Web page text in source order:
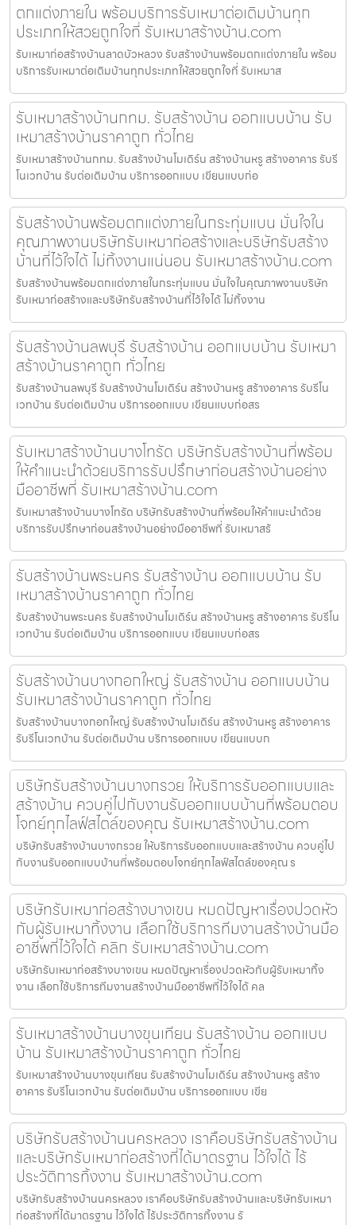
ตกแต่งภายใน พร้อมบริการรับเหมาต่อเติมบ้านทุก
ประเภทให้สวยถูกใจที่ รับเหมาสร้างบ้าน.com
รับเหมาก่อสร้างบ้านลาดบัวหลวง รับสร้างบ้านพร้อมตกแต่งภายใน พร้อม
บริการรับเหมาต่อเติมบ้านทุกประเภทให้สวยถูกใจที่ รับเหมาส
รับเหมาสร้างบ้านกทม. รับสร้างบ้าน ออกแบบบ้าน รับ
เหมาสร้างบ้านราคาถูก ทั่วไทย
รับเหมาสร้างบ้านกทม. รับสร้างบ้านโมเดิร์น สร้างบ้านหรู สร้างอาคาร รับรี
โนเวทบ้าน รับต่อเติมบ้าน บริการออกแบบ เขียนแบบก่อ
รับสร้างบ้านพร้อมตกแต่งภายในกระทุ่มแบน มั่นใจใน
คุณภาพงานบริษัทรับเหมาก่อสร้างและบริษัทรับสร้าง
บ้านที่ไว้ใจได้ ไม่ทิ้งงานแน่นอน รับเหมาสร้างบ้าน.com
รับสร้างบ้านพร้อมตกแต่งภายในกระทุ่มแบน มั่นใจในคุณภาพงานบริษัท
รับเหมาก่อสร้างและบริษัทรับสร้างบ้านที่ไว้ใจได้ ไม่ทิ้งงาน
รับสร้างบ้านลพบุรี รับสร้างบ้าน ออกแบบบ้าน รับเหมา
สร้างบ้านราคาถูก ทั่วไทย
รับสร้างบ้านลพบุรี รับสร้างบ้านโมเดิร์น สร้างบ้านหรู สร้างอาคาร รับรีโน
เวทบ้าน รับต่อเติมบ้าน บริการออกแบบ เขียนแบบก่อสร
รับเหมาสร้างบ้านบางโทรัด บริษัทรับสร้างบ้านที่พร้อม
ให้คำแนะนำด้วยบริการรับปรึกษาก่อนสร้างบ้านอย่าง
มืออาชีพที่ รับเหมาสร้างบ้าน.com
รับเหมาสร้างบ้านบางโทรัด บริษัทรับสร้างบ้านที่พร้อมให้คำแนะนำด้วย
บริการรับปรึกษาก่อนสร้างบ้านอย่างมืออาชีพที่ รับเหมาสร้
รับสร้างบ้านพระนคร รับสร้างบ้าน ออกแบบบ้าน รับ
เหมาสร้างบ้านราคาถูก ทั่วไทย
รับสร้างบ้านพระนคร รับสร้างบ้านโมเดิร์น สร้างบ้านหรู สร้างอาคาร รับรีโน
เวทบ้าน รับต่อเติมบ้าน บริการออกแบบ เขียนแบบก่อสร
รับสร้างบ้านบางกอกใหญ่ รับสร้างบ้าน ออกแบบบ้าน
รับเหมาสร้างบ้านราคาถูก ทั่วไทย
รับสร้างบ้านบางกอกใหญ่ รับสร้างบ้านโมเดิร์น สร้างบ้านหรู สร้างอาคาร
รับรีโนเวทบ้าน รับต่อเติมบ้าน บริการออกแบบ เขียนแบบก
บริษัทรับสร้างบ้านบางกรวย ให้บริการรับออกแบบและ
สร้างบ้าน ควบคู่ไปกับงานรับออกแบบบ้านที่พร้อมตอบ
โจทย์ทุกไลฟ์สไตล์ของคุณ รับเหมาสร้างบ้าน.com
บริษัทรับสร้างบ้านบางกรวย ให้บริการรับออกแบบและสร้างบ้าน ควบคู่ไป
กับงานรับออกแบบบ้านที่พร้อมตอบโจทย์ทุกไลฟ์สไตล์ของคุณ ร
บริษัทรับเหมาก่อสร้างบางเขน หมดปัญหาเรื่องปวดหัว
กับผู้รับเหมาทิ้งงาน เลือกใช้บริการทีมงานสร้างบ้านมือ
อาชีพที่ไว้ใจได้ คลิก รับเหมาสร้างบ้าน.com
บริษัทรับเหมาก่อสร้างบางเขน หมดปัญหาเรื่องปวดหัวกับผู้รับเหมาทิ้ง
งาน เลือกใช้บริการทีมงานสร้างบ้านมืออาชีพที่ไว้ใจได้ คล
รับเหมาสร้างบ้านบางขุนเทียน รับสร้างบ้าน ออกแบบ
บ้าน รับเหมาสร้างบ้านราคาถูก ทั่วไทย
รับเหมาสร้างบ้านบางขุนเทียน รับสร้างบ้านโมเดิร์น สร้างบ้านหรู สร้าง
อาคาร รับรีโนเวทบ้าน รับต่อเติมบ้าน บริการออกแบบ เขีย
บริษัทรับสร้างบ้านนครหลวง เราคือบริษัทรับสร้างบ้าน
และบริษัทรับเหมาก่อสร้างที่ได้มาตรฐาน ไว้ใจได้ ไร้
ประวัติการทิ้งงาน รับเหมาสร้างบ้าน.com
บริษัทรับสร้างบ้านนครหลวง เราคือบริษัทรับสร้างบ้านและบริษัทรับเหมา
ก่อสร้างที่ได้มาตรฐาน ไว้ใจได้ ไร้ประวัติการทิ้งงาน รั